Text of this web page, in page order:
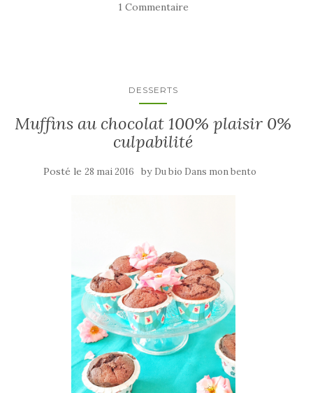
1 Commentaire
DESSERTS
Muffins au chocolat 100% plaisir 0%
culpabilité
Posté le 28 mai 2016 by Du bio Dans mon bento